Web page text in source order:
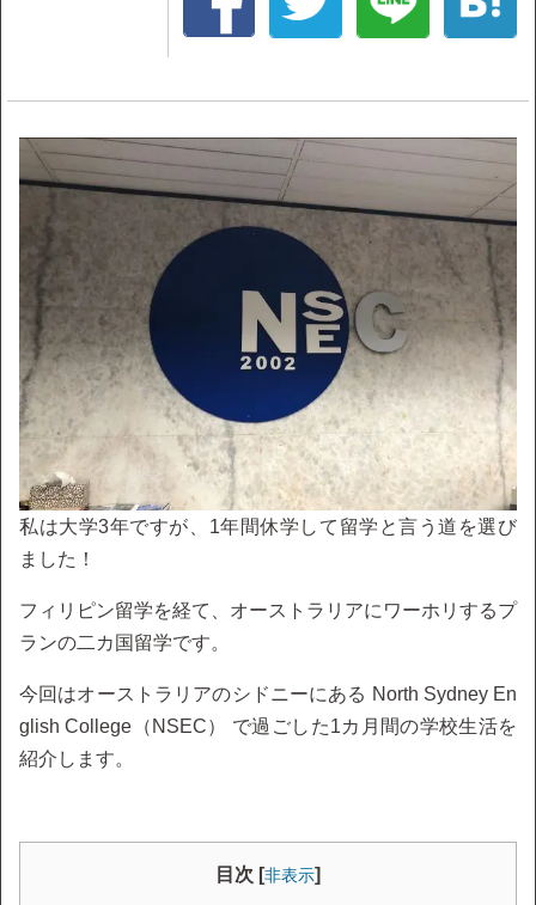
私は大学3年ですが、1年間休学して留学と言う道を選び
ました！
フィリピン留学を経て、オーストラリアにワーホリするプ
ランの二カ国留学です。
今回はオーストラリアのシドニーにある North Sydney En
glish College（NSEC） で過ごした1カ月間の学校生活を
紹介します。
目次 [非表示]